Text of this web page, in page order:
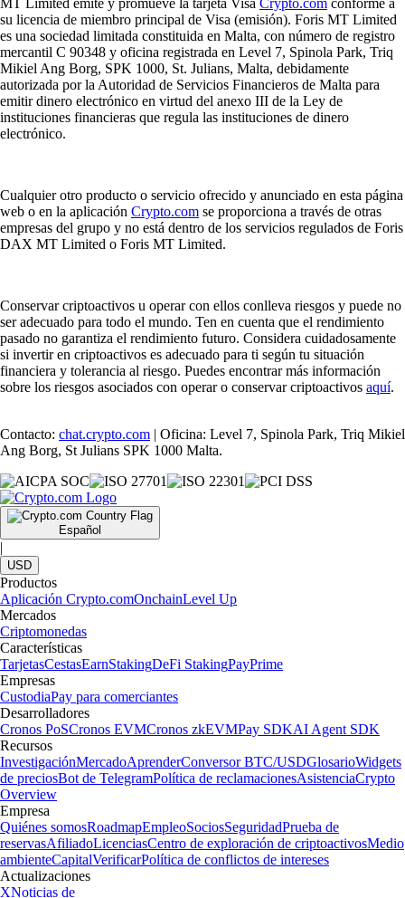
su licencia de miembro principal de Visa (emisión). Foris MT Limited
es una sociedad limitada constituida en Malta, con número de registro
mercantil C 90348 y oficina registrada en Level 7, Spinola Park, Triq
Mikiel Ang Borg, SPK 1000, St. Julians, Malta, debidamente
autorizada por la Autoridad de Servicios Financieros de Malta para
emitir dinero electrónico en virtud del anexo III de la Ley de
instituciones financieras que regula las instituciones de dinero
electrónico.
Cualquier otro producto o servicio ofrecido y anunciado en esta página
web o en la aplicación Crypto.com se proporciona a través de otras
empresas del grupo y no está dentro de los servicios regulados de Foris
DAX MT Limited o Foris MT Limited.
Conservar criptoactivos u operar con ellos conlleva riesgos y puede no
ser adecuado para todo el mundo. Ten en cuenta que el rendimiento
pasado no garantiza el rendimiento futuro. Considera cuidadosamente
si invertir en criptoactivos es adecuado para ti según tu situación
financiera y tolerancia al riesgo. Puedes encontrar más información
sobre los riesgos asociados con operar o conservar criptoactivos aquí.
Contacto: chat.crypto.com | Oficina: Level 7, Spinola Park, Triq Mikiel
Ang Borg, St Julians SPK 1000 Malta.
Español
|
USD
Productos
Aplicación Crypto.comOnchainLevel Up
Mercados
Criptomonedas
Características
TarjetasCestasEarnStakingDeFi StakingPayPrime
Empresas
CustodiaPay para comerciantes
Desarrolladores
Cronos PoSCronos EVMCronos zkEVMPay SDKAI Agent SDK
Recursos
InvestigaciónMercadoAprenderConversor BTC/USDGlosarioWidgets
de preciosBot de TelegramPolítica de reclamacionesAsistenciaCrypto
Overview
Empresa
Quiénes somosRoadmapEmpleoSociosSeguridadPrueba de
reservasAfiliadoLicenciasCentro de exploración de criptoactivosMedio
ambienteCapitalVerificarPolítica de conflictos de intereses
Actualizaciones
XNoticias de